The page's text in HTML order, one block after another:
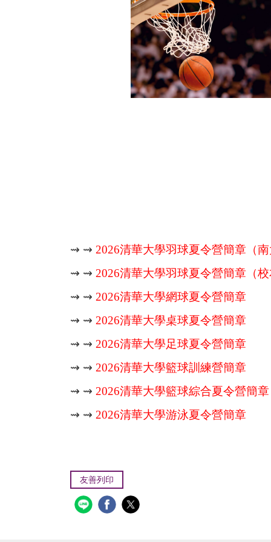
⇝ ⇝ 2026清華大學羽球夏令營簡章（
⇝ ⇝ 2026清華大學羽球夏令營簡章（
⇝ ⇝ 2026清華大學網球夏令營簡章
⇝ ⇝ 2026清華大學桌球夏令營簡章
⇝ ⇝ 2026清華大學足球夏令營簡章
⇝ ⇝ 2026清華大學籃球訓練營簡章
⇝ ⇝ 2026清華大學籃球綜合夏令營簡章
⇝ ⇝ 2026清華大學游泳夏令營簡章
友善列印